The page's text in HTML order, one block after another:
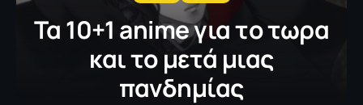
Τα 10+1 anime για τo τωρα
και το μετά μιας
πανδημίας